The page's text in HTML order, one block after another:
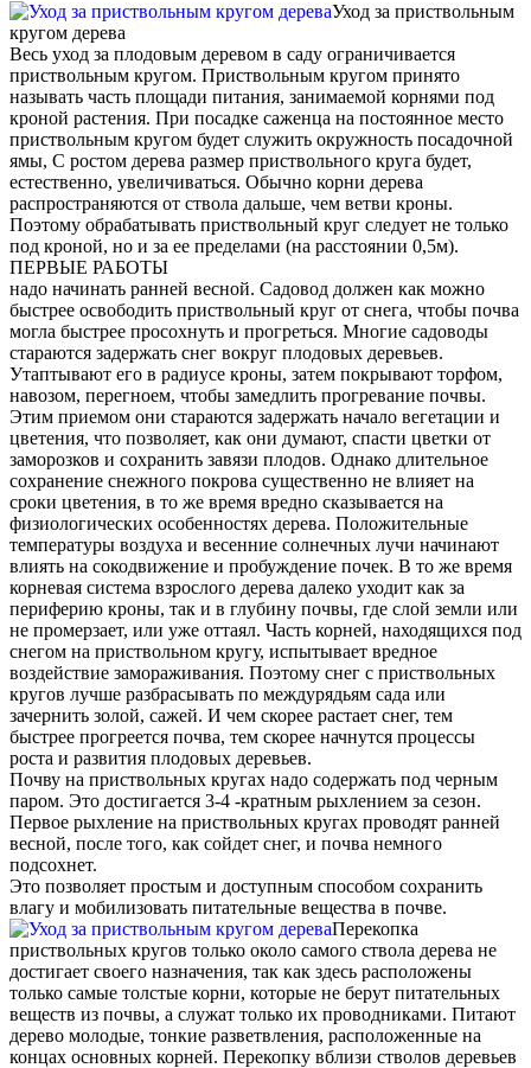
Уход за приствольным
кругом дерева
Весь уход за плодовым деревом в саду ограничивается
приствольным кругом. Приствольным кругом принято
называть часть площади питания, занимаемой корнями под
кроной растения. При посадке саженца на постоянное место
приствольным кругом будет служить окружность посадочной
ямы, С ростом дерева размер приствольного круга будет,
естественно, увеличиваться. Обычно корни дерева
распространяются от ствола дальше, чем ветви кроны.
Поэтому обрабатывать приствольный круг следует не только
под кроной, но и за ее пределами (на расстоянии 0,5м).
ПЕРВЫЕ РАБОТЫ
надо начинать ранней весной. Садовод должен как можно
быстрее освободить приствольный круг от снега, чтобы почва
могла быстрее просохнуть и прогреться. Многие садоводы
стараются задержать снег вокруг плодовых деревьев.
Утаптывают его в радиусе кроны, затем покрывают торфом,
навозом, перегноем, чтобы замедлить прогревание почвы.
Этим приемом они стараются задержать начало вегетации и
цветения, что позволяет, как они думают, спасти цветки от
заморозков и сохранить завязи плодов. Однако длительное
сохранение снежного покрова существенно не влияет на
сроки цветения, в то же время вредно сказывается на
физиологических особенностях дерева. Положительные
температуры воздуха и весенние солнечных лучи начинают
влиять на сокодвижение и пробуждение почек. В то же время
корневая система взрослого дерева далеко уходит как за
периферию кроны, так и в глубину почвы, где слой земли или
не промерзает, или уже оттаял. Часть корней, находящихся под
снегом на приствольном кругу, испытывает вредное
воздействие замораживания. Поэтому снег с приствольных
кругов лучше разбрасывать по междурядьям сада или
зачернить золой, сажей. И чем скорее растает снег, тем
быстрее прогреется почва, тем скорее начнутся процессы
роста и развития плодовых деревьев.
Почву на приствольных кругах надо содержать под черным
паром. Это достигается 3-4 -кратным рыхлением за сезон.
Первое рыхление на приствольных кругах проводят ранней
весной, после того, как сойдет снег, и почва немного
подсохнет.
Это позволяет простым и доступным способом сохранить
влагу и мобилизовать питательные вещества в почве.
Перекопка
приствольных кругов только около самого ствола дерева не
достигает своего назначения, так как здесь расположены
только самые толстые корни, которые не берут питательных
веществ из почвы, а служат только их проводниками. Питают
дерево молодые, тонкие разветвления, расположенные на
концах основных корней. Перекопку вблизи стволов деревьев